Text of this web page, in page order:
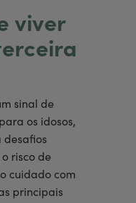
viver
sinal de
os idosos,
desafios
risco de
cuidado com
principais